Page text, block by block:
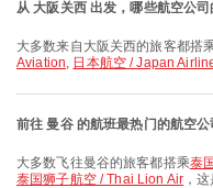
从 大阪关西 出发，哪些航空公
大多数来自大阪关西的旅客都搭
Aviation, 日本航空 / Japan
前往 曼谷 的航班最热门的航空公
大多数飞往曼谷的旅客都搭乘泰
泰国狮子航空 / Thai Lion Air ，